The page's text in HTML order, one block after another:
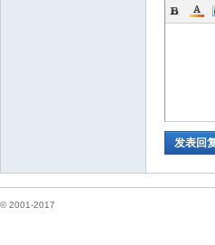
发表回
© 2001-2017